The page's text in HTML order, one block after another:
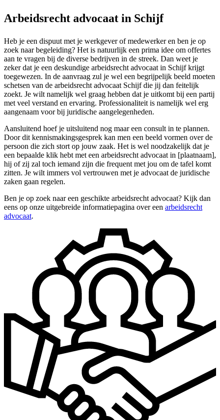
Arbeidsrecht advocaat in Schijf
Heb je een dispuut met je werkgever of medewerker en ben je op
zoek naar begeleiding? Het is natuurlijk een prima idee om offertes
aan te vragen bij de diverse bedrijven in de streek. Dan weet je
zeker dat je een deskundige arbeidsrecht advocaat in Schijf krijgt
toegewezen. In de aanvraag zul je wel een begrijpelijk beeld moeten
schetsen van de arbeidsrecht advocaat Schijf die jij dan feitelijk
zoekt. Je wilt namelijk wel graag hebben dat je uitkomt bij een partij
met veel verstand en ervaring. Professionaliteit is namelijk wel erg
aangenaam voor bij juridische aangelegenheden.
Aansluitend hoef je uitsluitend nog maar een consult in te plannen.
Door dit kennismakingsgesprek kan men een beeld vormen over de
persoon die zich stort op jouw zaak. Het is wel noodzakelijk dat je
een bepaalde klik hebt met een arbeidsrecht advocaat in [plaatnaam],
hij of zij zal toch iemand zijn die frequent met jou om de tafel komt
zitten. Je wilt immers vol vertrouwen met je advocaat de juridische
zaken gaan regelen.
Ben je op zoek naar een geschikte arbeidsrecht advocaat? Kijk dan
eens op onze uitgebreide informatiepagina over een arbeidsrecht
advocaat.